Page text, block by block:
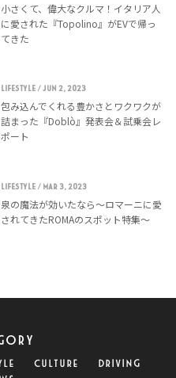
小さくて、偉大なクルマ！イタリア人
に愛された『Topolino』がEVで帰っ
てきた
LIFESTYLE/ Jun 2, 2023
包み込んでくれる豊かさとワクワクが
詰まった『Doblò』発表会＆試乗会レ
ポート
LIFESTYLE / Mar 3, 2023
泉の魔法が効いたなら〜ロマーニに愛
されてきたROMAのスポット特集〜
CULTURE
DRIVING